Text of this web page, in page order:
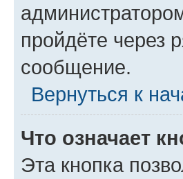
пройдёте через
сообщение.
Вернуться к
Что означает
Эта кнопка